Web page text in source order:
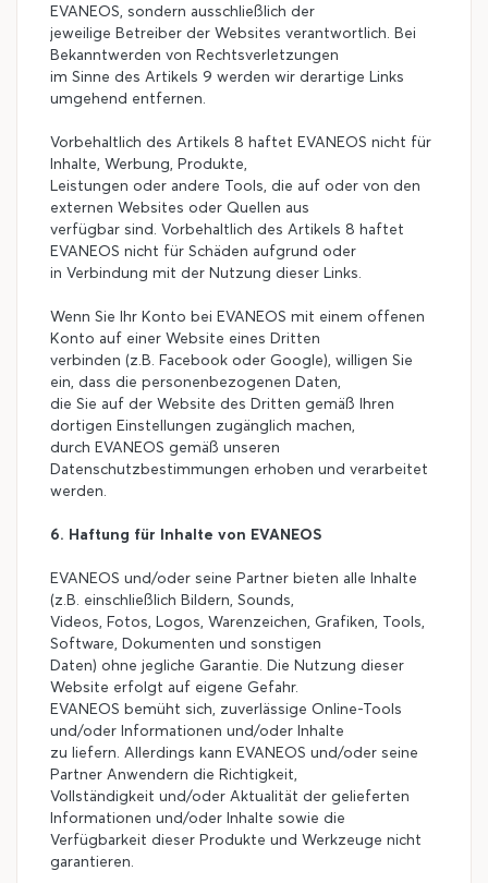
EVANEOS, sondern ausschließlich der
jeweilige Betreiber der Websites verantwortlich. Bei
Bekanntwerden von Rechtsverletzungen
im Sinne des Artikels 9 werden wir derartige Links
umgehend entfernen.
Vorbehaltlich des Artikels 8 haftet EVANEOS nicht für
Inhalte, Werbung, Produkte,
Leistungen oder andere Tools, die auf oder von den
externen Websites oder Quellen aus
verfügbar sind. Vorbehaltlich des Artikels 8 haftet
EVANEOS nicht für Schäden aufgrund oder
in Verbindung mit der Nutzung dieser Links.
Wenn Sie Ihr Konto bei EVANEOS mit einem offenen
Konto auf einer Website eines Dritten
verbinden (z.B. Facebook oder Google), willigen Sie
ein, dass die personenbezogenen Daten,
die Sie auf der Website des Dritten gemäß Ihren
dortigen Einstellungen zugänglich machen,
durch EVANEOS gemäß unseren
Datenschutzbestimmungen erhoben und verarbeitet
werden.
6. Haftung für Inhalte von EVANEOS
EVANEOS und/oder seine Partner bieten alle Inhalte
(z.B. einschließlich Bildern, Sounds,
Videos, Fotos, Logos, Warenzeichen, Grafiken, Tools,
Software, Dokumenten und sonstigen
Daten) ohne jegliche Garantie. Die Nutzung dieser
Website erfolgt auf eigene Gefahr.
EVANEOS bemüht sich, zuverlässige Online-Tools
und/oder Informationen und/oder Inhalte
zu liefern. Allerdings kann EVANEOS und/oder seine
Partner Anwendern die Richtigkeit,
Vollständigkeit und/oder Aktualität der gelieferten
Informationen und/oder Inhalte sowie die
Verfügbarkeit dieser Produkte und Werkzeuge nicht
garantieren.